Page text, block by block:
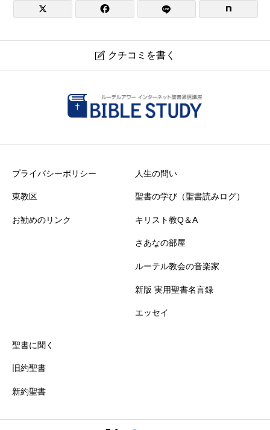
 
 クチコミを書く
現在クチコミは投稿できません。
プライバシーポリシー
東教区
お勧めのリンク
人生の問い
聖書の学び（聖書読みログ）
キリスト教Q＆A
さあなの部屋
ルーテル教会の音楽家
新版 実用聖書名言録
エッセイ
聖書に聞く
旧約聖書
新約聖書